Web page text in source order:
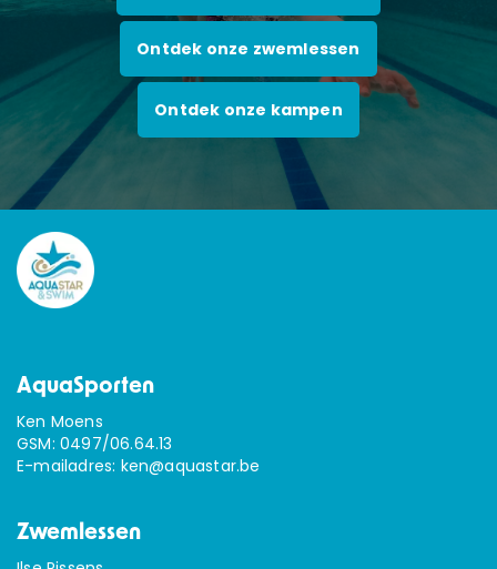
Ontdek onze zwemlessen
Ontdek onze kampen
AquaSporten
Ken Moens
GSM: 0497/06.64.13
E-mailadres: ken@aquastar.be
Zwemlessen